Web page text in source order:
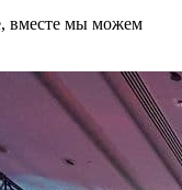
вместе мы можем